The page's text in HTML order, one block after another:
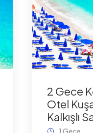
2 Gece
Otel
Kalkışlı
1 Gece